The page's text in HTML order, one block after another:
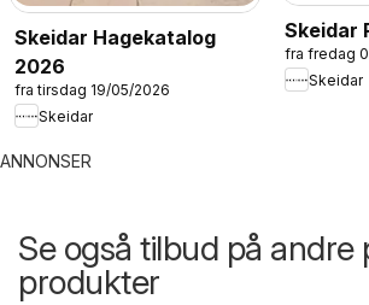
Skeidar Hagekatalog
2026
fra tirsdag 19/05/2026
Skeidar
Skeidar
fra fredag
Skeidar
ANNONSER
Se også tilbud på
produkter